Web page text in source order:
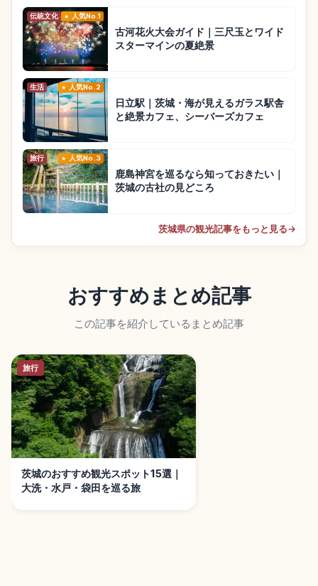
伝統文化 人気No.1
古河花火大会ガイド｜三尺玉とワイド
スターマインの夏絶景
生活 人気No.2
日立駅｜茨城・海が見えるガラス駅舎
と絶景カフェ、シーバーズカフェ
旅行 人気No.3
鹿島神宮を巡るなら知っておきたい｜
茨城の古社の見どころ
茨城県の観光記事をもっと見る→
おすすめまとめ記事
この記事を紹介しているまとめ記事
旅行
茨城のおすすめ観光スポット15選｜
大洗・水戸・袋田を巡る旅